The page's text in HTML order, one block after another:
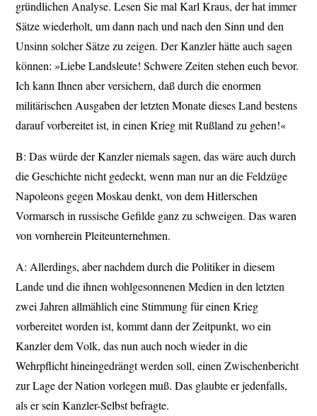
gründlichen Analyse. Lesen Sie mal Karl Kraus, der hat immer
Sätze wiederholt, um dann nach und nach den Sinn und den
Unsinn solcher Sätze zu zeigen. Der Kanzler hätte auch sagen
können: »Liebe Landsleute! Schwere Zeiten stehen euch bevor.
Ich kann Ihnen aber versichern, daß durch die enormen
militärischen Ausgaben der letzten Monate dieses Land bestens
darauf vorbereitet ist, in einen Krieg mit Rußland zu gehen!«
B: Das würde der Kanzler niemals sagen, das wäre auch durch
die Geschichte nicht gedeckt, wenn man nur an die Feldzüge
Napoleons gegen Moskau denkt, von dem Hitlerschen
Vormarsch in russische Gefilde ganz zu schweigen. Das waren
von vornherein Pleiteunternehmen.
A: Allerdings, aber nachdem durch die Politiker in diesem
Lande und die ihnen wohlgesonnenen Medien in den letzten
zwei Jahren allmählich eine Stimmung für einen Krieg
vorbereitet worden ist, kommt dann der Zeitpunkt, wo ein
Kanzler dem Volk, das nun auch noch wieder in die
Wehrpflicht hineingedrängt werden soll, einen Zwischenbericht
zur Lage der Nation vorlegen muß. Das glaubte er jedenfalls,
als er sein Kanzler-Selbst befragte.